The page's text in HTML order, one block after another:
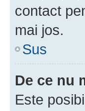
contact
mai jos.
Sus
De ce nu
Este